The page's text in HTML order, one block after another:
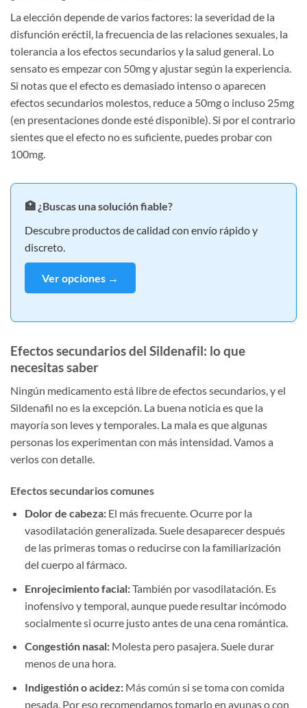
La elección depende de varios factores: la severidad de la
disfunción eréctil, la frecuencia de las relaciones sexuales, la
tolerancia a los efectos secundarios y la salud general. Lo
sensato es empezar con 50mg y ajustar según la experiencia.
Si notas que el efecto es demasiado intenso o aparecen
efectos secundarios molestos, reduce a 50mg o incluso 25mg
(en presentaciones donde esté disponible). Si por el contrario
sientes que el efecto no es suficiente, puedes probar con
100mg.
🏥 ¿Buscas una solución fiable?
Descubre productos de calidad con envío rápido y
discreto.
Ver opciones →
Efectos secundarios del Sildenafil: lo que
necesitas saber
Ningún medicamento está libre de efectos secundarios, y el
Sildenafil no es la excepción. La buena noticia es que la
mayoría son leves y temporales. La mala es que algunas
personas los experimentan con más intensidad. Vamos a
verlos con detalle.
Efectos secundarios comunes
Dolor de cabeza:El más frecuente. Ocurre por la
vasodilatación generalizada. Suele desaparecer después
de las primeras tomas o reducirse con la familiarización
del cuerpo al fármaco.
Enrojecimiento facial:También por vasodilatación. Es
inofensivo y temporal, aunque puede resultar incómodo
socialmente si ocurre justo antes de una cena romántica.
Congestión nasal:Molesta pero pasajera. Suele durar
menos de una hora.
Indigestión o acidez:Más común si se toma con comida
pesada. Por eso recomendamos tomarlo en ayunas o con